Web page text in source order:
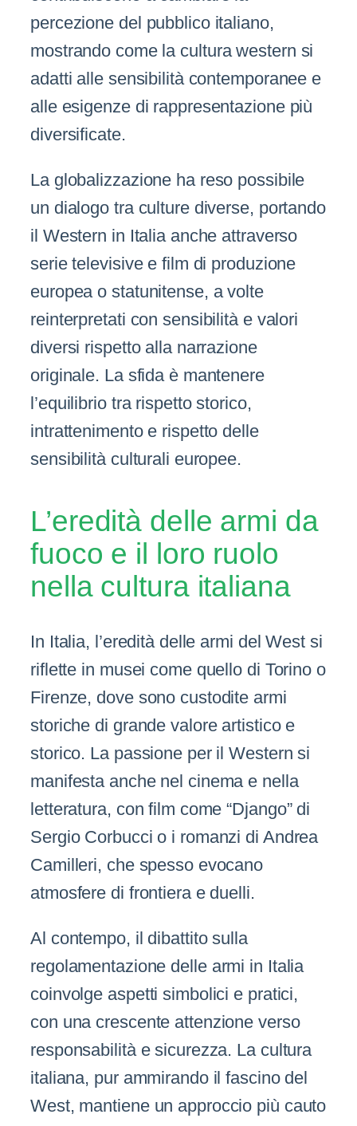
percezione del pubblico italiano,
mostrando come la cultura western si
adatti alle sensibilità contemporanee e
alle esigenze di rappresentazione più
diversificate.
La globalizzazione ha reso possibile
un dialogo tra culture diverse, portando
il Western in Italia anche attraverso
serie televisive e film di produzione
europea o statunitense, a volte
reinterpretati con sensibilità e valori
diversi rispetto alla narrazione
originale. La sfida è mantenere
l’equilibrio tra rispetto storico,
intrattenimento e rispetto delle
sensibilità culturali europee.
L’eredità delle armi da
fuoco e il loro ruolo
nella cultura italiana
In Italia, l’eredità delle armi del West si
riflette in musei come quello di Torino o
Firenze, dove sono custodite armi
storiche di grande valore artistico e
storico. La passione per il Western si
manifesta anche nel cinema e nella
letteratura, con film come “Django” di
Sergio Corbucci o i romanzi di Andrea
Camilleri, che spesso evocano
atmosfere di frontiera e duelli.
Al contempo, il dibattito sulla
regolamentazione delle armi in Italia
coinvolge aspetti simbolici e pratici,
con una crescente attenzione verso
responsabilità e sicurezza. La cultura
italiana, pur ammirando il fascino del
West, mantiene un approccio più cauto